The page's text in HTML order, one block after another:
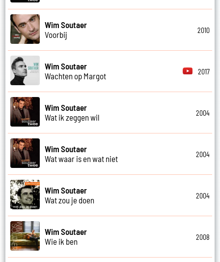
Wim Soutaer
Voorbij
2010
Wim Soutaer
Wachten op Margot
2017
Wim Soutaer
Wat ik zeggen wil
2004
Wim Soutaer
Wat waar is en wat niet
2004
Wim Soutaer
Wat zou je doen
2004
Wim Soutaer
Wie ik ben
2008